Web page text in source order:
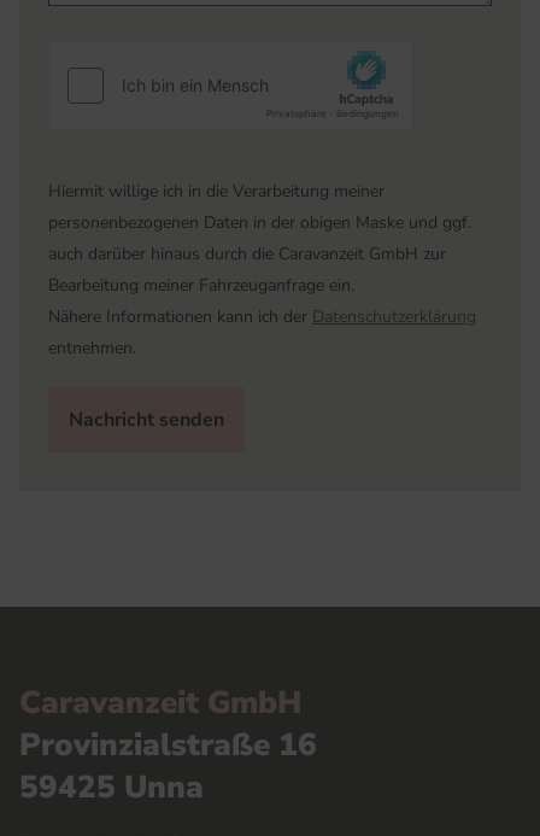
Hiermit willige ich in die Verarbeitung meiner
personenbezogenen Daten in der obigen Maske und ggf.
auch darüber hinaus durch die Caravanzeit GmbH zur
Bearbeitung meiner Fahrzeuganfrage ein.
Nähere Informationen kann ich der Datenschutzerklärung
entnehmen.
Nachricht senden
Caravanzeit GmbH
Provinzialstraße 16
59425 Unna